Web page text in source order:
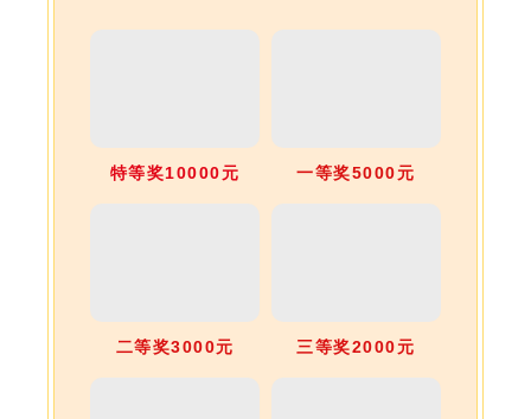
特等奖10000元 一等奖5000元
二等奖3000元 三等奖2000元